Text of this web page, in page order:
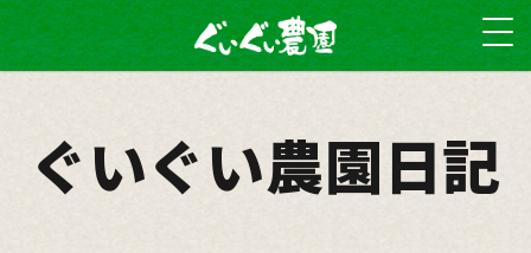
ぐいぐい農園日記